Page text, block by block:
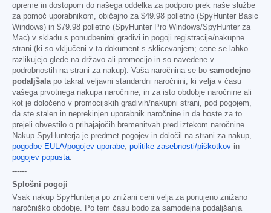
opreme in dostopom do našega oddelka za podporo prek naše službe
za pomoč uporabnikom, običajno za $49.98 polletno (SpyHunter Basic
Windows) in $79.98 polletno (SpyHunter Pro Windows/SpyHunter za
Mac) v skladu s ponudbenimi gradivi in pogoji registracije/nakupne
strani (ki so vključeni v ta dokument s sklicevanjem; cene se lahko
razlikujejo glede na državo ali promocijo in so navedene v
podrobnostih na strani za nakup). Vaša naročnina se bo samodejno
podaljšala po takrat veljavni standardni naročnini, ki velja v času
vašega prvotnega nakupa naročnine, in za isto obdobje naročnine ali
kot je določeno v promocijskih gradivih/nakupni strani, pod pogojem,
da ste stalen in neprekinjen uporabnik naročnine in da boste za to
prejeli obvestilo o prihajajočih bremenitvah pred iztekom naročnine.
Nakup SpyHunterja je predmet pogojev in določil na strani za nakup,
pogodbe EULA/pogojev uporabe politike zasebnosti/piškotkov in
pogojev popusta
------
Splošni pogoji
Vsak nakup SpyHunterja po znižani ceni velja za ponujeno znižano
naročniško obdobje. Po tem času bodo za samodejna podaljšanja